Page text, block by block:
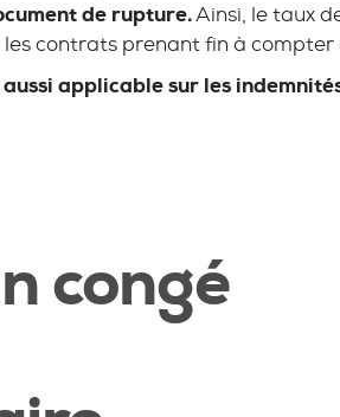
de rupture.Ainsi, le taux
contrats prenant fin à compter
applicable sur les
congé